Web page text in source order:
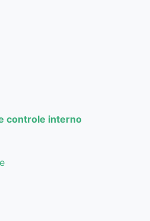
controle interno